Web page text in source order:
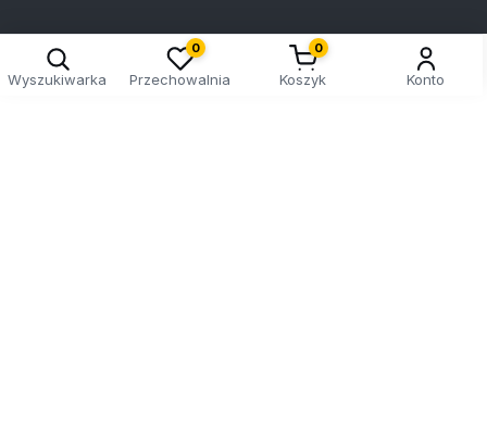
Wyszukiwarka
0
Przechowalnia
0
Koszyk Konto